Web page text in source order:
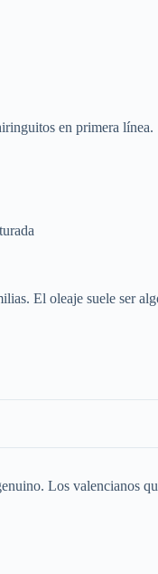
en primera línea.
El oleaje suele ser
Los valencianos